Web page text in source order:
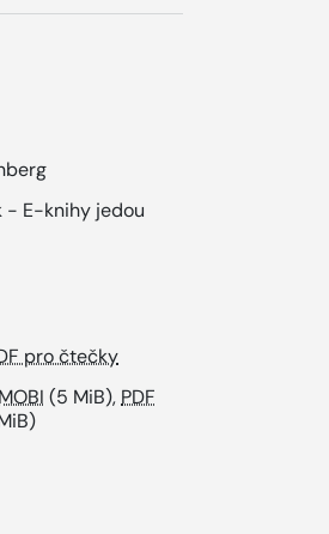
- E-knihy jedou
pro čtečky
MOBI (5 MiB), PDF